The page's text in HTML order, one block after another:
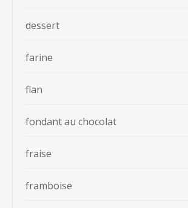
dessert
farine
flan
fondant au chocolat
fraise
framboise